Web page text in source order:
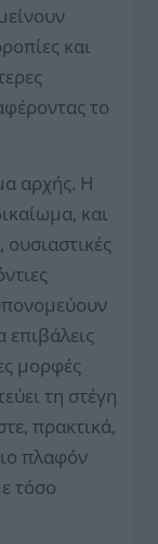
και
το
αρχής. Η
και
ουσιαστικές
επιβάλεις
μορφές
τη στέγη
πρακτικά,
πλαφόν
τόσο